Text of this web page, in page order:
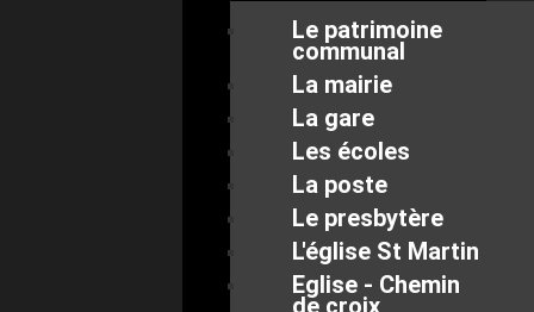
Le patrimoine
communal
La mairie
La gare
Les écoles
La poste
Le presbytère
L'église St Martin
Eglise - Chemin
de croix